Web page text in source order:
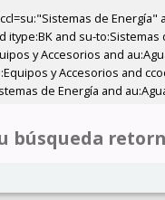
de Energía"
and su-
y Accesorios and
y Accesorios and
de Energía and
búsqueda